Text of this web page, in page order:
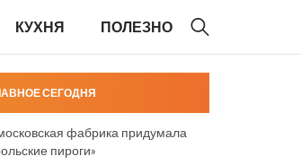
КУХНЯ ПОЛЕЗНО
СЕГОДНЯ
фабрика придумала
пироги»